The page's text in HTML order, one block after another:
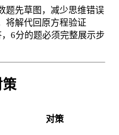
题先草图，减少思维错误
将解代回原方程验证
6分的题必须完整展示步
策
对策